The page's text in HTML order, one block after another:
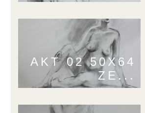
AKT 02 50X64
ZE...